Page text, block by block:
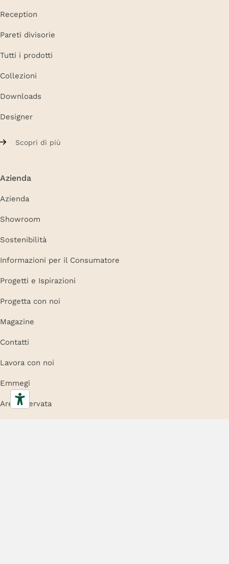
Reception
Pareti divisorie
Tutti i prodotti
Collezioni
Downloads
Designer
Scopri di più
Azienda
Azienda
Showroom
Sostenibilità
Informazioni per il Consumatore
Progetti e Ispirazioni
Progetta con noi
Magazine
Contatti
Lavora con noi
Emmegi
Area riservata